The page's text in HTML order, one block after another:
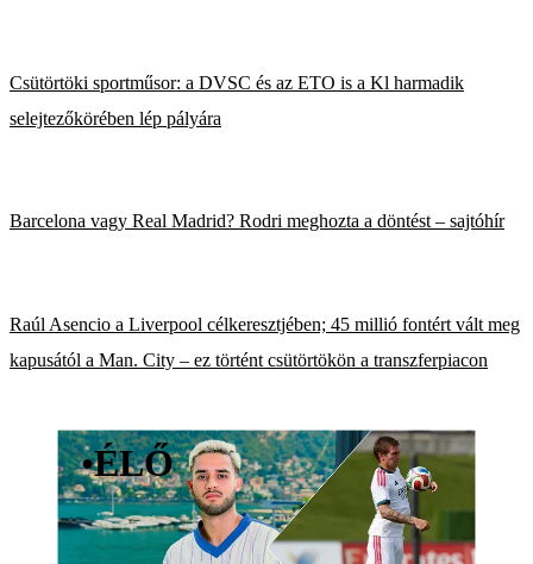
Csütörtöki sportműsor: a DVSC és az ETO is a Kl harmadik
selejtezőkörében lép pályára
Barcelona vagy Real Madrid? Rodri meghozta a döntést – sajtóhír
Raúl Asencio a Liverpool célkeresztjében; 45 millió fontért vált meg
kapusától a Man. City – ez történt csütörtökön a transzferpiacon
•ÉLŐ